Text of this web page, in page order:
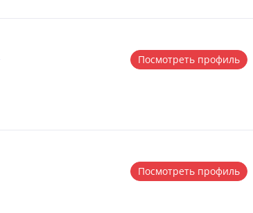
Посмотреть профиль
Посмотреть профиль